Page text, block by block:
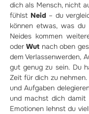
dich als Mensch, nicht
fühlst Neid– du
können etwas, was du
Neides kommen
oderWut nach oben
dem Verlassenwerden,
gut genug zu sein. Du
Zeit für dich zu
und Aufgaben
und machst dich damit
Emotionen lehnst du